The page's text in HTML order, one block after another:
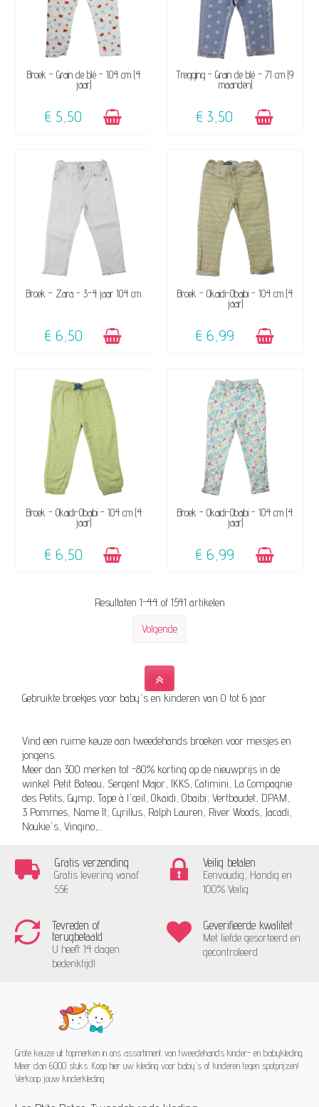
BESCHIKBAAR
Broek - Grain de blé - 104 cm (4
jaar)
€ 5,50
BESCHIKBAAR
Tregging - Grain de blé - 71 cm (9
maanden)
€ 3,50
BESCHIKBAAR
Broek - Zara - 3-4 jaar 104 cm
€ 6,50
BESCHIKBAAR
Broek - Okaidi-Obaibi - 104 cm (4
jaar)
€ 6,99
BESCHIKBAAR
Broek - Okaidi-Obaibi - 104 cm (4
jaar)
€ 6,50
BESCHIKBAAR
Broek - Okaidi-Obaibi - 104 cm (4
jaar)
€ 6,99
Resultaten 1-44 of 1541 artikelen
Volgende
Gebruikte broekjes voor baby's en kinderen van 0 tot 6 jaar
Vind een ruime keuze aan tweedehands broeken voor meisjes en
jongens.
Meer dan 300 merken tot -80% korting op de nieuwprijs in de
winkel: Petit Bateau, Sergent Major, IKKS, Catimini, La Compagnie
des Petits, Gymp, Tape à l'œil, Okaidi, Obaibi, Vertbaudet, DPAM,
3 Pommes, Name It, Cyrillus, Ralph Lauren, River Woods, Jacadi,
Noukie's, Vingino,…
Gratis verzending
Gratis levering vanaf
55€
Veilig betalen
Eenvoudig, Handig en
100% Veilig
Tevreden of
terugbetaald
U heeft 14 dagen
bedenktijd!
Geverifieerde kwaliteit
Met liefde gesorteerd en
gecontroleerd
Grote keuze uit topmerken in ons assortiment van tweedehands kinder- en babykleding.
Meer dan 6000 stuks. Koop hier uw kleding voor baby's of kinderen tegen spotprijzen!
Verkoop jouw kinderkleding